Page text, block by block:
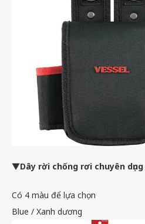
▼Dây rời chống rơi chuyên dụng
Có 4 màu để lựa chọn
Blue / Xanh dương